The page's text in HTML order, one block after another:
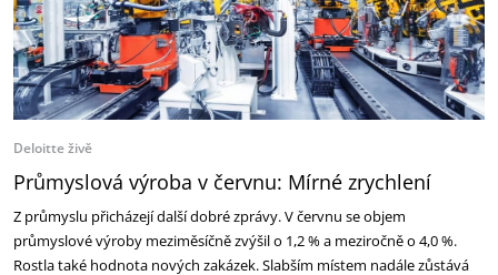
Deloitte živě
Průmyslová výroba v červnu: Mírné zrychlení
Z průmyslu přicházejí další dobré zprávy. V červnu se objem
průmyslové výroby meziměsíčně zvýšil o 1,2 % a meziročně o 4,0 %.
Rostla také hodnota nových zakázek. Slabším místem nadále zůstává